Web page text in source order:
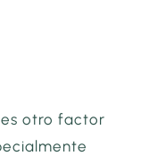
es otro factor